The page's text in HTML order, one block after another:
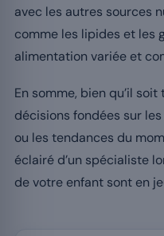
avec les autres sources
comme les lipides et les
alimentation variée et
En somme, bien qu’il
décisions fondées sur
ou les tendances du
éclairé d’un spécialiste
de votre enfant sont en